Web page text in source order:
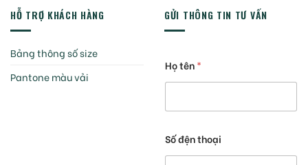
HỖ TRỢ KHÁCH HÀNG
Bảng thông số size
Pantone màu vải
GỬI THÔNG TIN TƯ VẤN
Họ tên*
Số đện thoại